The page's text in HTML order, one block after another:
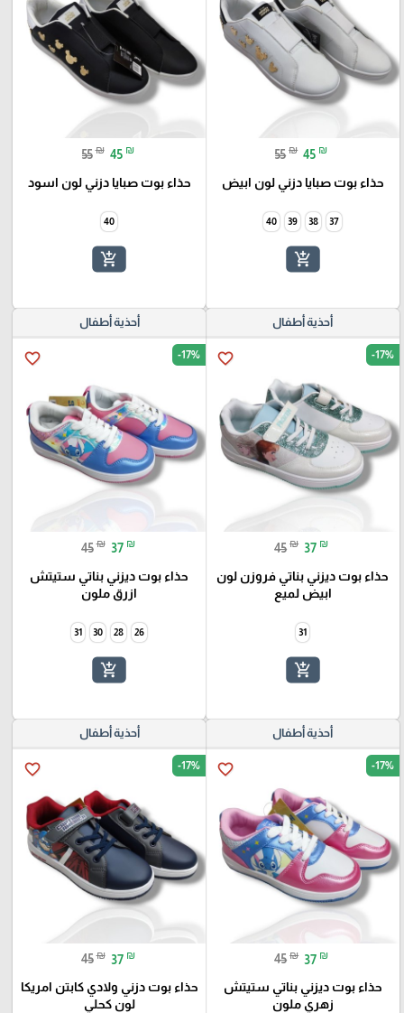
55 ₪ 45 ₪
حذاء بوت صبايا دزني لون ابيض
37
38
39
40
add_shopping_cart
55 ₪ 45 ₪
حذاء بوت صبايا دزني لون اسود
40
add_shopping_cart
أحذية أطفال
favorite_border -17%
45 ₪ 37 ₪
حذاء بوت ديزني بناتي فروزن لون
ابيض لميع
31
add_shopping_cart
أحذية أطفال
favorite_border -17%
45 ₪ 37 ₪
حذاء بوت ديزني بناتي ستيتش
ازرق ملون
26
28
30
31
add_shopping_cart
أحذية أطفال
favorite_border -17%
45 ₪ 37 ₪
حذاء بوت ديزني بناتي ستيتش
زهري ملون
أحذية أطفال
favorite_border -17%
45 ₪ 37 ₪
حذاء بوت دزني ولادي كابتن امريكا
لون كحلي